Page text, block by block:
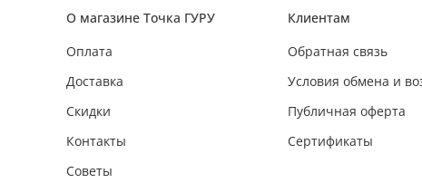
О магазине Точка ГУРУ
Оплата
Доставка
Скидки
Контакты
Советы
Клиентам
Обратная связь
Условия обмена и
Публичная оферта
Сертификаты